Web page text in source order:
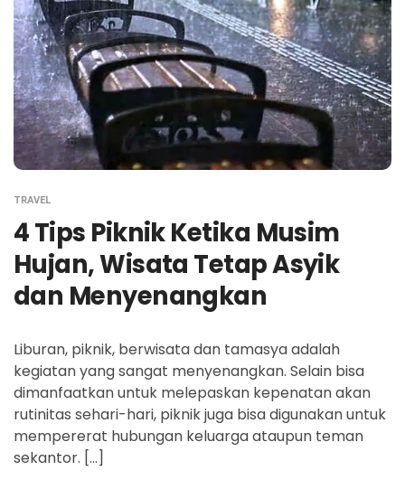
TRAVEL
4 Tips Piknik Ketika Musim
Hujan, Wisata Tetap Asyik
dan Menyenangkan
Liburan, piknik, berwisata dan tamasya adalah
kegiatan yang sangat menyenangkan. Selain bisa
dimanfaatkan untuk melepaskan kepenatan akan
rutinitas sehari-hari, piknik juga bisa digunakan untuk
mempererat hubungan keluarga ataupun teman
sekantor. […]